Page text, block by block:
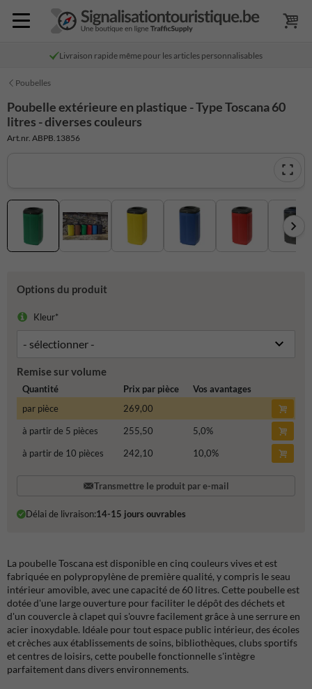
Livraison rapide même pour les articles personnalisables
Poubelles
Poubelle extérieure en plastique - Type Toscana 60
litres - diverses couleurs
Art.nr. ABPB.13856
Options du produit
Kleur*
Remise sur volume
Quantité Prix par pièce
Vos avantages
par pièce
269,00
à partir de 5 pièces
255,50 5,0%
à partir de 10 pièces
242,10 10,0%
Transmettre le produit par e-mail
Délai de livraison:14-15 jours ouvrables
La poubelle Toscana est disponible en cinq couleurs vives et est
fabriquée en polypropylène de première qualité, y compris le seau
intérieur amovible, avec une capacité de 60 litres. Cette poubelle est
dotée d'une large ouverture pour faciliter le dépôt des déchets et
d'un couvercle à clapet qui s'ouvre facilement grâce à une serrure en
acier inoxydable. Idéale pour tout espace public intérieur, des écoles
et crèches aux établissements de soins, bibliothèques, clubs sportifs
et centres de loisirs, cette poubelle fonctionnelle s'intègre
parfaitement dans divers environnements.